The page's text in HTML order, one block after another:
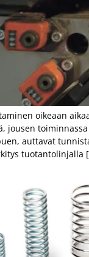
oikeaan
jousen
auttavat
tuotantolinjalla